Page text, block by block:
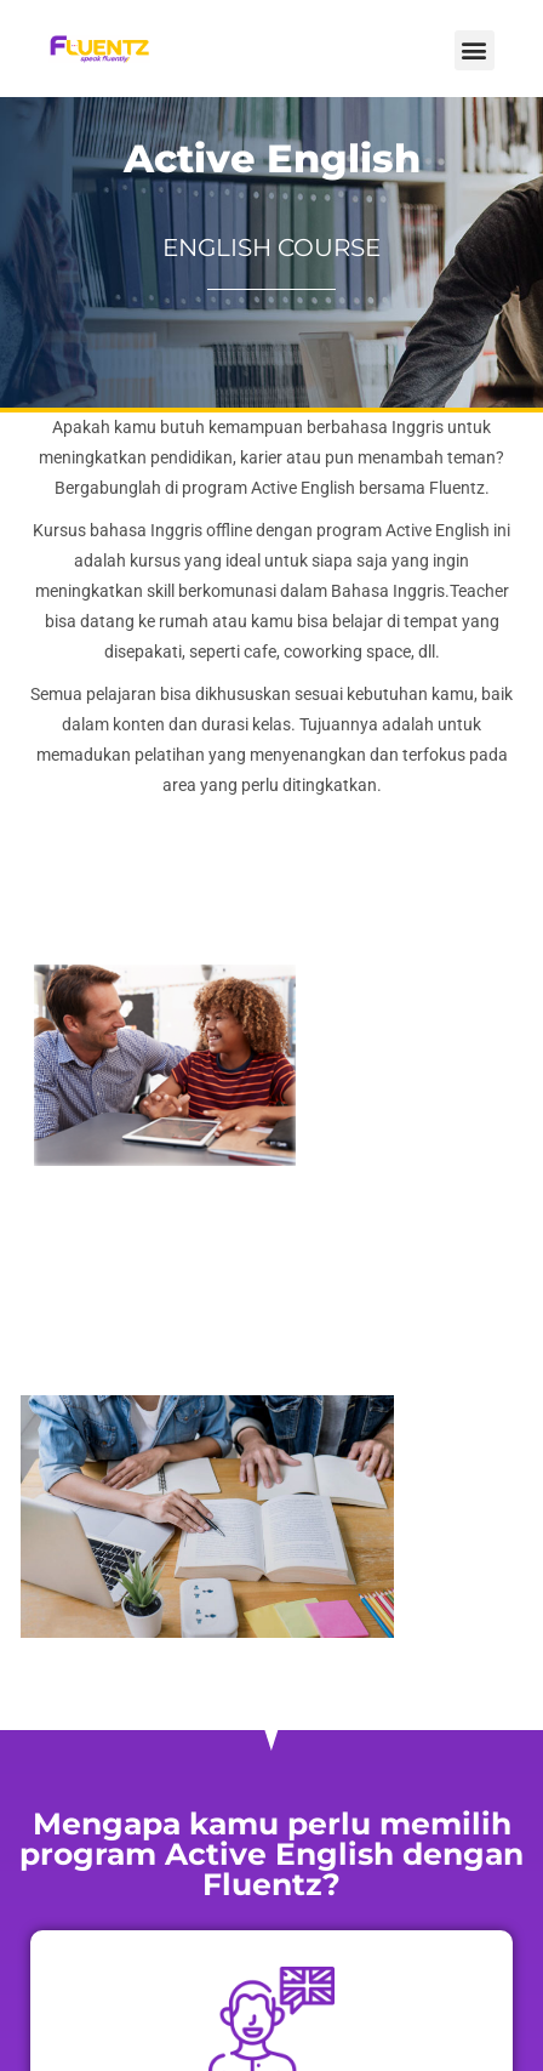
Active English
ENGLISH COURSE
Apakah kamu butuh kemampuan berbahasa Inggris untuk
meningkatkan pendidikan, karier atau pun menambah teman?
Bergabunglah di program Active English bersama Fluentz.
Kursus bahasa Inggris offline dengan program Active English ini
adalah kursus yang ideal untuk siapa saja yang ingin
meningkatkan skill berkomunasi dalam Bahasa Inggris.Teacher
bisa datang ke rumah atau kamu bisa belajar di tempat yang
disepakati, seperti cafe, coworking space, dll.
Semua pelajaran bisa dikhususkan sesuai kebutuhan kamu, baik
dalam konten dan durasi kelas. Tujuannya adalah untuk
memadukan pelatihan yang menyenangkan dan terfokus pada
area yang perlu ditingkatkan.
Mengapa kamu perlu memilih
program Active English dengan
Fluentz?